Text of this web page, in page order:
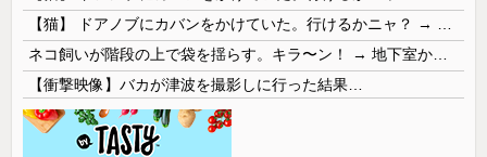
【衝撃映像】バカが津波を撮影しに行った結果…